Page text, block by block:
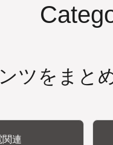
ツをまと
関連